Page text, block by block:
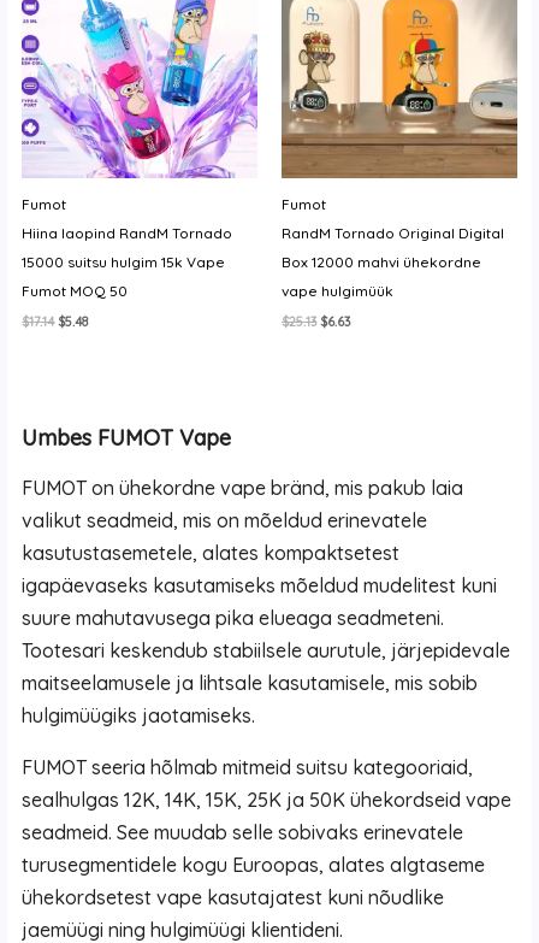
Fumot
Hiina laopind RandM Tornado
15000 suitsu hulgim 15k Vape
Fumot MOQ 50
$17.14 Algne
$5.48Current
Fumot
RandM Tornado Original Digital
Box 12000 mahvi ühekordne
vape hulgimüük
$25.13 Algne
$6.63Current
Umbes FUMOT Vape
FUMOT on ühekordne vape bränd, mis pakub laia
valikut seadmeid, mis on mõeldud erinevatele
kasutustasemetele, alates kompaktsetest
igapäevaseks kasutamiseks mõeldud mudelitest kuni
suure mahutavusega pika elueaga seadmeteni.
Tootesari keskendub stabiilsele aurutule, järjepidevale
maitseelamusele ja lihtsale kasutamisele, mis sobib
hulgimüügiks jaotamiseks.
FUMOT seeria hõlmab mitmeid suitsu kategooriaid,
sealhulgas 12K, 14K, 15K, 25K ja 50K ühekordseid vape
seadmeid. See muudab selle sobivaks erinevatele
turusegmentidele kogu Euroopas, alates algtaseme
ühekordsetest vape kasutajatest kuni nõudlike
jaemüügi ning hulgimüügi klientideni.